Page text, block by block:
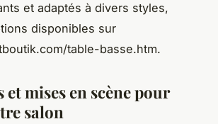
et adaptés à divers styles,
disponibles sur
table-basse.htm.
mises en scène pour
salon